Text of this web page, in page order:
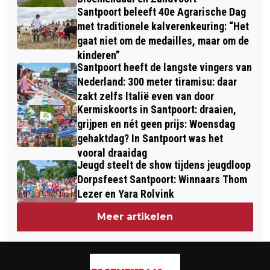
Santpoort beleeft 40e Agrarische Dag
met traditionele kalverenkeuring: “Het
gaat niet om de medailles, maar om de
kinderen”
Santpoort heeft de langste vingers van
Nederland: 300 meter tiramisu: daar
zakt zelfs Italië even van door
Kermiskoorts in Santpoort: draaien,
grijpen en nét geen prijs: Woensdag
gehaktdag? In Santpoort was het
vooral draaidag
Jeugd steelt de show tijdens jeugdloop
Dorpsfeest Santpoort: Winnaars Thom
Lezer en Yara Rolvink
Meer artikelen